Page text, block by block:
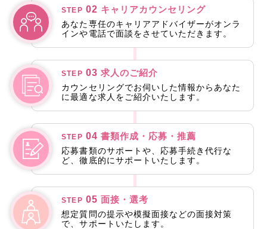
STEP 02 キャリアカウンセリング
あなた専任のキャリアアドバイザーがオンラ
インや電話で面談をさせていただきます。
STEP 03 求人のご紹介
カウンセリングでお伺いした情報からあなた
に最適な求人をご紹介いたします。
STEP 04 書類作成・応募・推薦
応募書類のサポートや、応募手続き代行な
ど、徹底的にサポートいたします。
STEP 05 面接・選考
想定質問の提示や模擬面接などの面接対策
で、サポートいたします。